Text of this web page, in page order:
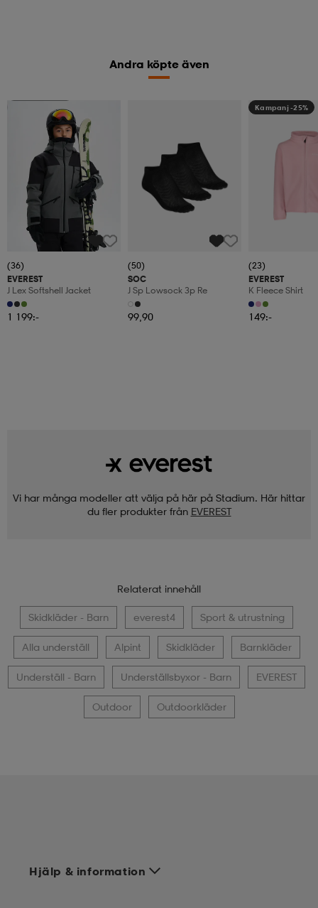
Andra köpte även
Kampanj -25%
(36)
EVEREST
J Lex Softshell Jacket
1 199:-
(50)
SOC
J Sp Lowsock 3p Re
99,90
Kampanj -25%
(23)
EVEREST
K Fleece Shirt
149:-
Vi har många modeller att välja på här på Stadium. Här hittar
du fler produkter från EVEREST
Relaterat innehåll
Skidkläder - Barn everest4 Sport & utrustning
Alla underställ Alpint Skidkläder Barnkläder
Underställ - Barn Underställsbyxor - Barn EVEREST
Outdoor Outdoorkläder
Hjälp & information